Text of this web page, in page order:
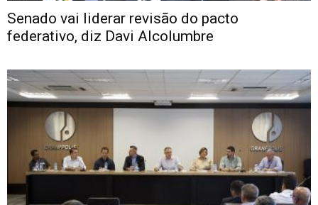
Senado vai liderar revisão do pacto
federativo, diz Davi Alcolumbre